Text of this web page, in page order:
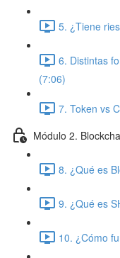
5. ¿Tiene
6. Distintas
(7:06)
7. Token vs
Módulo 2.
8. ¿Qué es
9. ¿Qué es
10. ¿Cómo